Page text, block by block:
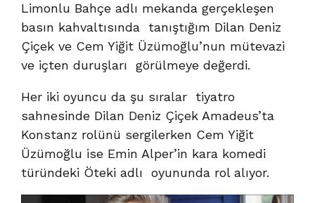
Limonlu Bahçe adlı mekanda gerçekleşen
basın kahvaltısında tanıştığım Dilan Deniz
Çiçek ve Cem Yiğit Üzümoğlu’nun mütevazi
ve içten duruşları görülmeye değerdi.
Her iki oyuncu da şu sıralar tiyatro
sahnesinde Dilan Deniz Çiçek Amadeus’ta
Konstanz rolünü sergilerken Cem Yiğit
Üzümoğlu ise Emin Alper’in kara komedi
türündeki Öteki adlı oyununda rol alıyor.